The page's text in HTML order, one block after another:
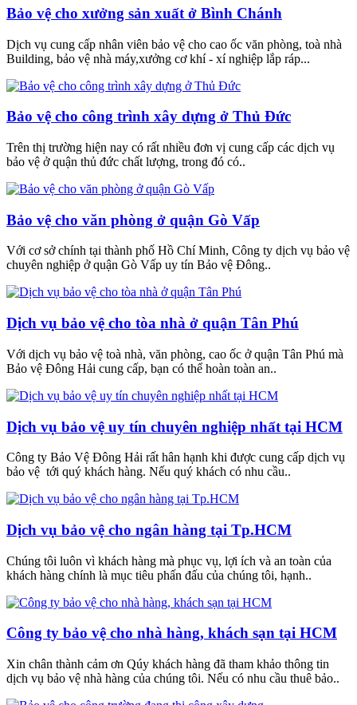
Bảo vệ cho xưởng sản xuất ở Bình Chánh
Dịch vụ cung cấp nhân viên bảo vệ cho cao ốc văn phòng, toà nhà
Building, bảo vệ nhà máy,xưởng cơ khí - xí nghiệp lắp ráp...
Bảo vệ cho công trình xây dựng ở Thủ Đức
Trên thị trường hiện nay có rất nhiều đơn vị cung cấp các dịch vụ
bảo vệ ở quận thủ đức chất lượng, trong đó có..
Bảo vệ cho văn phòng ở quận Gò Vấp
Với cơ sở chính tại thành phố Hồ Chí Minh, Công ty dịch vụ bảo vệ
chuyên nghiệp ở quận Gò Vấp uy tín Bảo vệ Đông..
Dịch vụ bảo vệ cho tòa nhà ở quận Tân Phú
Với dịch vụ bảo vệ toà nhà, văn phòng, cao ốc ở quận Tân Phú mà
Bảo vệ Đông Hải cung cấp, bạn có thể hoàn toàn an..
Dịch vụ bảo vệ uy tín chuyên nghiệp nhất tại HCM
Công ty Bảo Vệ Đông Hải rất hân hạnh khi được cung cấp dịch vụ
bảo vệ tới quý khách hàng. Nếu quý khách có nhu cầu..
Dịch vụ bảo vệ cho ngân hàng tại Tp.HCM
Chúng tôi luôn vì khách hàng mà phục vụ, lợi ích và an toàn của
khách hàng chính là mục tiêu phấn đấu của chúng tôi, hạnh..
Công ty bảo vệ cho nhà hàng, khách sạn tại HCM
Xin chân thành cảm ơn Qúy khách hàng đã tham khảo thông tin
dịch vụ bảo vệ nhà hàng của chúng tôi. Nếu có nhu cầu thuê bảo..